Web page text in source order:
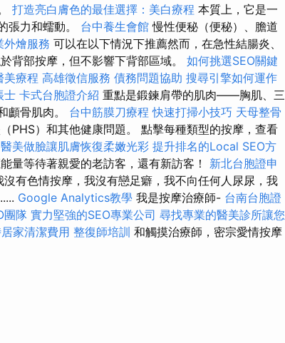
打造亮白膚色的最佳選擇：美白療程 本質上，它是一
張力和蠕動。 台中養生會館 慢性便秘（便秘）、膽道
外燴服務 可以在以下情況下推薦然而，在急性結腸炎、
背部按摩，但不影響下背部區域。 如何挑選SEO關鍵
美療程 高雄徵信服務 債務問題協助 搜尋引擎如何運作
士 卡式台胞證介紹 重點是鍛鍊肩帶的肌肉——胸肌、三
顱骨肌肉。 台中筋膜刀療程快速打掃小技巧 天母整骨
PHS）和其他健康問題。 點擊每種類型的按摩，查看
醫美做臉讓肌膚恢復柔嫩光彩 提升排名的Local SEO方
量等待著親愛的老訪客，還有新訪客！ 新北台胞證申
沒有色情按摩，我沒有戀足癖，我不向任何人尿尿，我
Google Analytics教學 我是按摩治療師- 台南台胞證
團隊 實力堅強的SEO專業公司 尋找專業的醫美診所讓您
家清潔費用 整復師培訓 和觸摸治療師，密宗愛情按摩